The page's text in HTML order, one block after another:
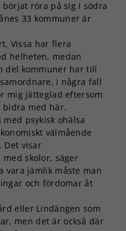
röra på sig i södra
33 kommuner är
Vissa har flera
helheten, medan
del kommuner har till
i några fall
mig jätteglad eftersom
bidra med här.
psykisk ohälsa
välmående
Det visar
skolor, säger
vara jämlik måste man
och fördomar åt
eller Lindängen som
men det är också där
Dessa kakor
går inte att